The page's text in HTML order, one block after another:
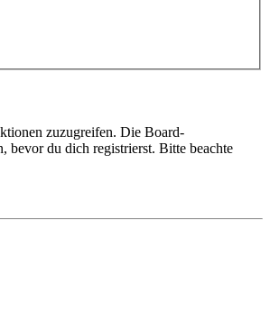
zuzugreifen. Die Board-
bevor du dich registrierst. Bitte beachte